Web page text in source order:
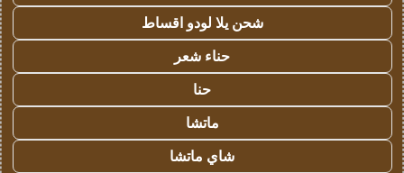
شحن يلا لودو اقساط
حناء شعر
حنا
ماتشا
شاي ماتشا